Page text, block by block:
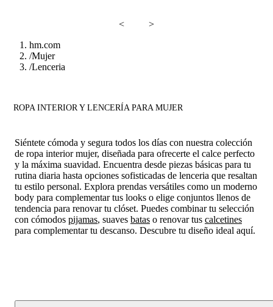
<
>
hm.com
/Mujer
/Lenceria
ROPA INTERIOR Y LENCERÍA PARA MUJER
Siéntete cómoda y segura todos los días con nuestra colección
de ropa interior mujer, diseñada para ofrecerte el calce perfecto
y la máxima suavidad. Encuentra desde piezas básicas para tu
rutina diaria hasta opciones sofisticadas de lenceria que resaltan
tu estilo personal. Explora prendas versátiles como un moderno
body para complementar tus looks o elige conjuntos llenos de
tendencia para renovar tu clóset. Puedes combinar tu selección
con cómodos pijamas, suaves batas o renovar tus calcetines
para complementar tu descanso. Descubre tu diseño ideal aquí.